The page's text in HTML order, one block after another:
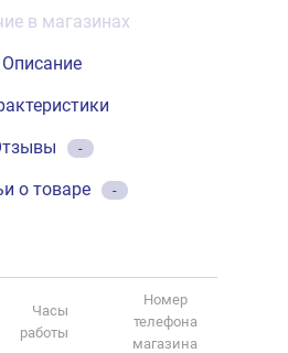
в магазинах
Описание
-
о товаре -
Часы
работы
Номер
телефона
магазина